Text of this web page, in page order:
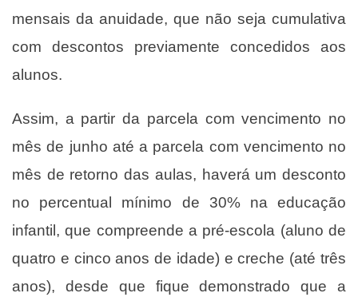
mensais da anuidade, que não seja cumulativa
com descontos previamente concedidos aos
alunos.
Assim, a partir da parcela com vencimento no
mês de junho até a parcela com vencimento no
mês de retorno das aulas, haverá um desconto
no percentual mínimo de 30% na educação
infantil, que compreende a pré-escola (aluno de
quatro e cinco anos de idade) e creche (até três
anos), desde que fique demonstrado que a